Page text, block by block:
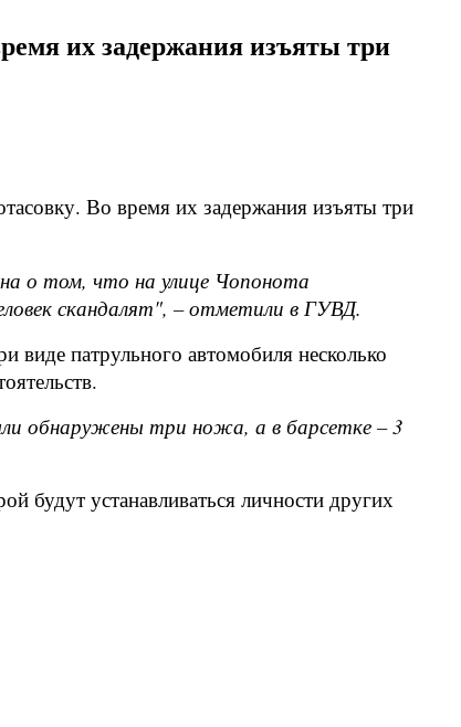
их задержания изъяты три
Во время их задержания изъяты три
о том, что на улице Чопонота
скандалят", – отметили в ГУВД.
патрульного автомобиля несколько
обнаружены три ножа, а в барсетке – 3
будут устанавливаться личности других